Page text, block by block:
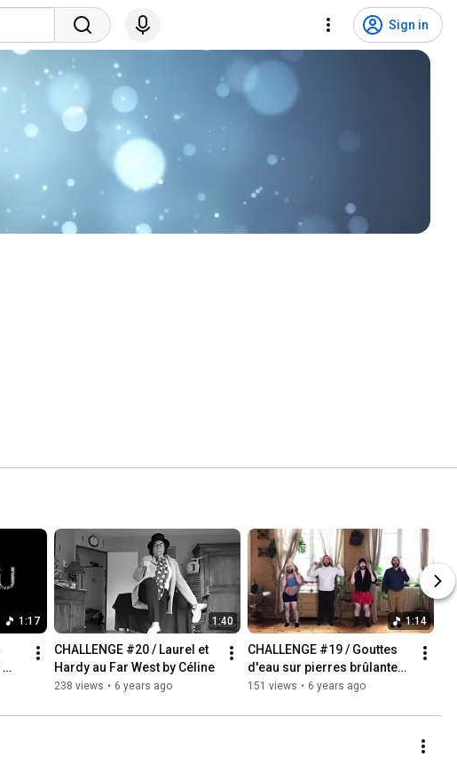
Sign in
1:17 1:40
CHALLENGE #20 / Laurel et
Hardy au Far West by Céline
238 views • 6 years ago
1:14
CHALLENGE #19 / Gouttes
d'eau sur pierres brûlantes
by Frédéric
151 views • 6 years ago